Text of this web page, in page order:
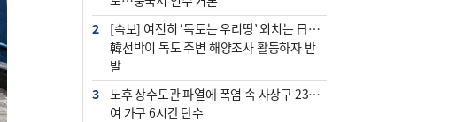
2
[속보] 여전히 ‘독도는 우리땅’ 외치는 日…
韓선박이 독도 주변 해양조사 활동하자 반
발
3
노후 상수도관 파열에 폭염 속 사상구 2300
여 가구 6시간 단수